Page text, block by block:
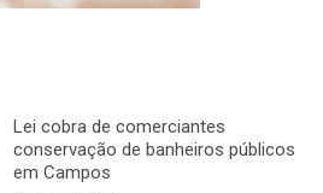
Lei cobra de comerciantes
conservação de banheiros públicos
em Campos